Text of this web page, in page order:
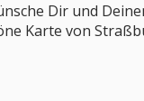
Dir und
Karte von